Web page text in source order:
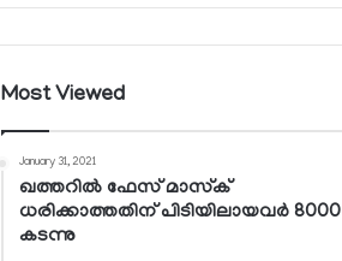
Most Viewed
January 31, 2021
ഖത്തറില്‍ ഫേസ് മാസ്‌ക്
ധരിക്കാത്തതിന് പിടിയിലായവര്‍ 8000
കടന്നു